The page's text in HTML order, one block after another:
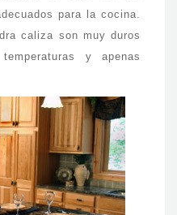
para la cocina.
caliza son muy duros
y apenas